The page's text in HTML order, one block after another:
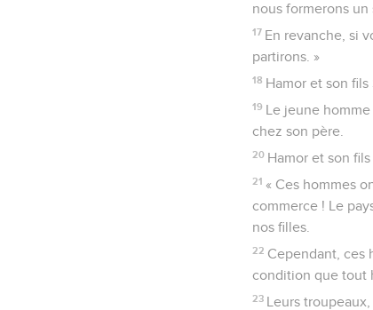
nous formerons un
17 En revanche, si
partirons. »
18 Hamor et son
19
Le jeune
chez son père.
20 Hamor et son
21 « Ces hommes
commerce ! Le
nos filles.
22 Cependant, ces
condition que tout
23
Leurs